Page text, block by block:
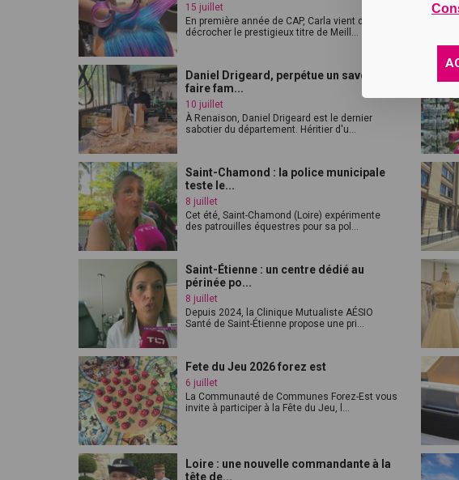
15 juillet
En première année de CAP, Carla vient de
décrocher le prestigieux titre de Meill...
Daniel Drigeard, perpétue un savoir-
faire fam...
10 juillet
À Renaison, Daniel Drigeard est le dernier
sabotier du département. Héritier d'u...
Saint-Chamond : la police municipale
teste le...
8 juillet
Cet été, Saint-Chamond (Loire) expérimente
des patrouilles équestres pour sa pol...
Saint-Étienne : un centre dédié au
périnée po...
8 juillet
Depuis 2024, la Clinique Mutualiste AÉSIO
Santé de Saint-Étienne propose une pri...
Fete du Jeu 2026 forez est
6 juillet
La Communauté de Communes Forez-Est vous
invite à participer à la Fête du Jeu, l...
Loire : une nouvelle commandante à la
tête de...